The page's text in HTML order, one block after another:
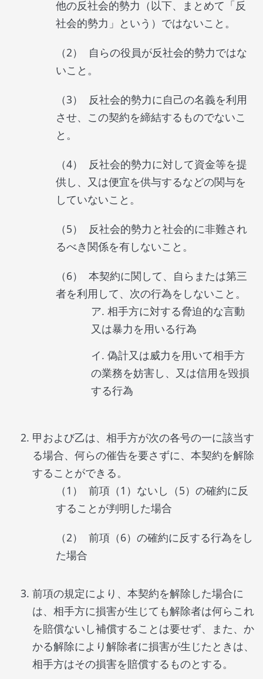
他の反社会的勢力（以下、まとめて「反
社会的勢力」という）ではないこと。
自らの役員が反社会的勢力ではな
いこと。
反社会的勢力に自己の名義を利用
させ、この契約を締結するものでないこ
と。
反社会的勢力に対して資金等を提
供し、又は便宜を供与するなどの関与を
していないこと。
反社会的勢力と社会的に非難され
るべき関係を有しないこと。
本契約に関して、自らまたは第三
者を利用して、次の行為をしないこと。
相手方に対する脅迫的な言動
又は暴力を用いる行為
偽計又は威力を用いて相手方
の業務を妨害し、又は信用を毀損
する行為
甲および乙は、相手方が次の各号の一に該当す
る場合、何らの催告を要さずに、本契約を解除
することができる。
前項（1）ないし（5）の確約に反
することが判明した場合
前項（6）の確約に反する行為をし
た場合
前項の規定により、本契約を解除した場合に
は、相手方に損害が生じても解除者は何らこれ
を賠償ないし補償することは要せず、また、か
かる解除により解除者に損害が生じたときは、
相手方はその損害を賠償するものとする。